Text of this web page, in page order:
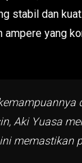
stabil dan
ampere yang
Aki Yuasa